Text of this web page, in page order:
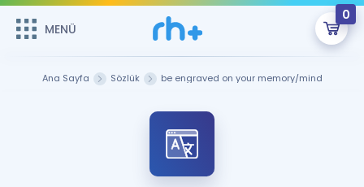
MENÜ
0
Sepetin Şu An Boş.
Remzi Hoca ile seni sınava hazırlayacak onlarca eğitim seni
bekliyor!
MENÜ
Ana Sayfa Sözlük be engraved on your memory/mind